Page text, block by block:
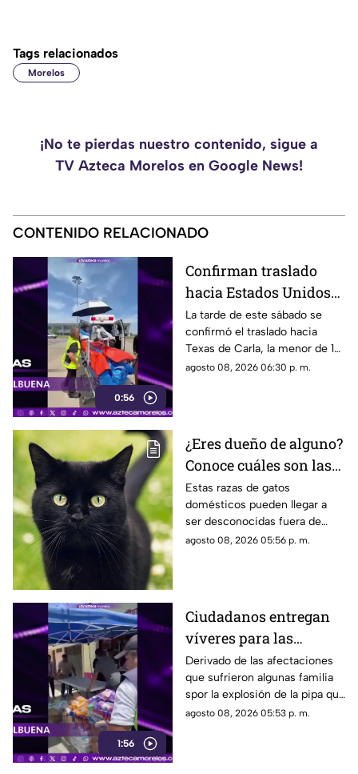
Tags relacionados
Morelos
¡No te pierdas nuestro contenido, sigue a
TV Azteca Morelos en Google News!
CONTENIDO RELACIONADO
0:56
Confirman traslado
hacia Estados Unidos
de menor que sufrió
quemadura en la
explosión de gas LP en
Cuernavaca
La tarde de este sábado se
confirmó el traslado hacia
Texas de Carla, la menor de 15
años que resultó gravemente
agosto 08, 2026 06:30 p. m.
¿Eres dueño de alguno?
Conoce cuáles son las
cinco razas más raras
de gatos domésticos en
todo el mundo
Estas razas de gatos
domésticos pueden llegar a
ser desconocidas fuera de
círculos especializados, y
agosto 08, 2026 05:56 p. m.
1:56
Ciudadanos entregan
víveres para las
familias afectadas por
la explosión de pipa en
Cuernavaca
Derivado de las afectaciones
que sufrieron algunas familia
spor la explosión de la pipa que
transportaba gas LP,
agosto 08, 2026 05:53 p. m.